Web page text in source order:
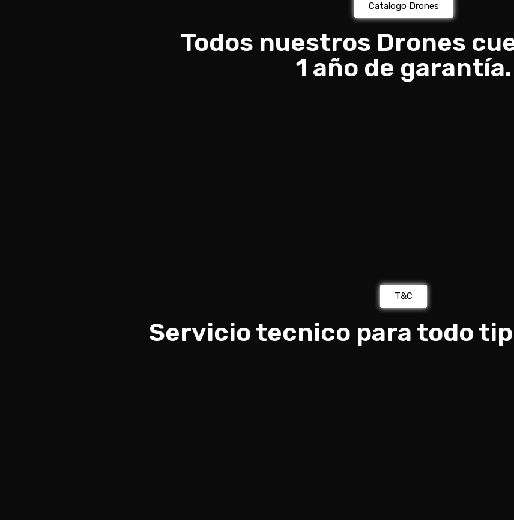
Catalogo Drones
Todos nuestros Drones
1 año de garantía.
T&C
Servicio tecnico para todo